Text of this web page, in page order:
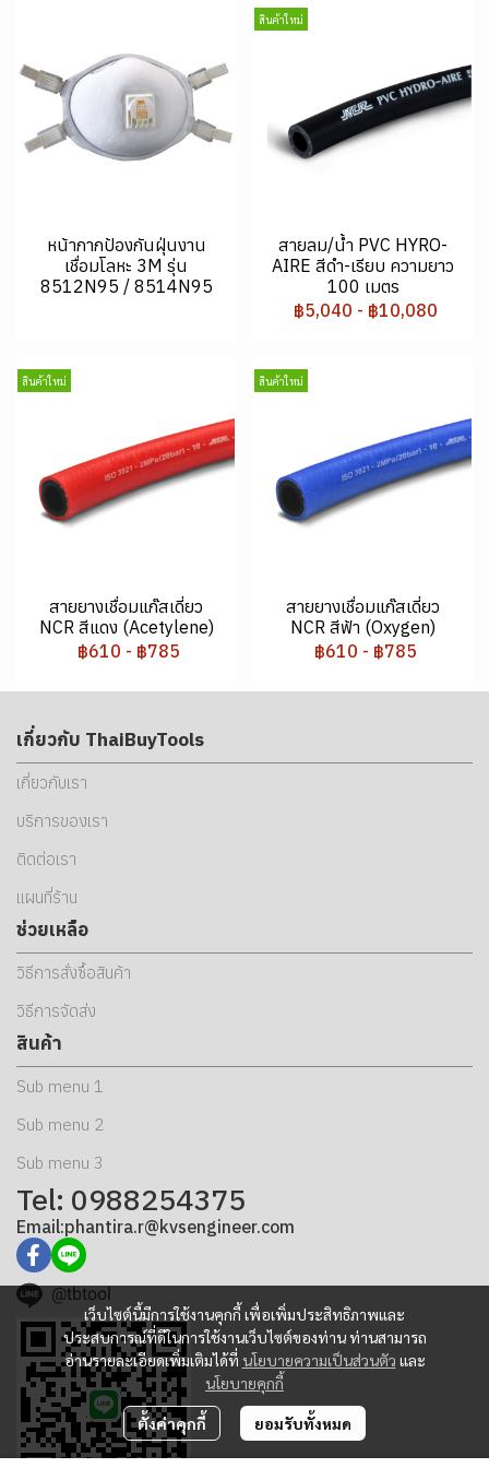
หน้ากากป้องกันฝุ่นงาน
เชื่อมโลหะ 3M รุ่น
8512N95 / 8514N95
สินค้าใหม่
สายลม/น้ำ PVC HYRO-
AIRE สีดำ-เรียบ ความยาว
100 เมตร
฿5,040 - ฿10,080
สินค้าใหม่
สายยางเชื่อมแก๊สเดี่ยว
NCR สีแดง (Acetylene)
฿610 - ฿785
สินค้าใหม่
สายยางเชื่อมแก๊สเดี่ยว
NCR สีฟ้า (Oxygen)
฿610 - ฿785
เว็บไซต์นี้มีการใช้งานคุกกี้ เพื่อเพิ่มประสิทธิภาพและ
ประสบการณ์ที่ดีในการใช้งานเว็บไซต์ของท่าน ท่านสามารถ
อ่านรายละเอียดเพิ่มเติมได้ที่ นโยบายความเป็นส่วนตัว และ
นโยบายคุกกี้
ตั้งค่าคุกกี้ ยอมรับทั้งหมด
เกี่ยวกับ ThaiBuyTools
เกี่ยวกับเรา
บริการของเรา
ติดต่อเรา
แผนที่ร้าน
ช่วยเหลือ
วิธีการสั่งซื้อสินค้า
วิธีการจัดส่ง
สินค้า
Sub menu 1
Sub menu 2
Sub menu 3
Tel: 0988254375
Email:phantira.r@kvsengineer.com
@tbtool